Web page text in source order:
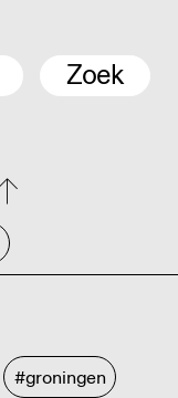
Zoek
#groningen